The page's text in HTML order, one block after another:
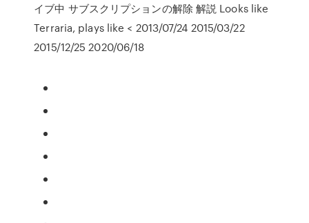
イブ中 サブスクリプションの解除 解説 Looks like
Terraria, plays like < 2013/07/24 2015/03/22
2015/12/25 2020/06/18